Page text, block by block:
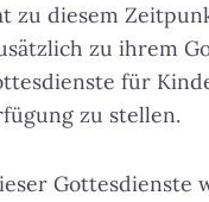
zu diesem
zu ihrem
für
zu stellen.
Gottesdienste